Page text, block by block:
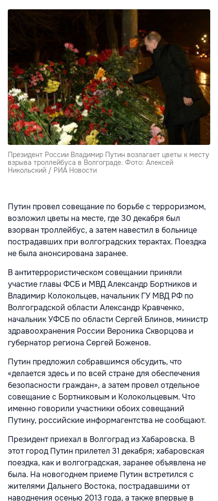
Президент России Владимир Путин возлагает цветы к месту
взрыва троллейбуса в Волгограде. Фото: Алексей
Никольский / РИА Новости
Путин провел совещание по борьбе с терроризмом,
возложил цветы на месте, где 30 декабря был
взорван троллейбус, а затем навестил в больнице
пострадавших при волгоградских терактах. Поездка
не была анонсирована заранее.
В антитеррористическом совещании приняли
участие главы ФСБ и МВД Александр Бортников и
Владимир Колокольцев, начальник ГУ МВД РФ по
Волгоградской области Александр Кравченко,
начальник УФСБ по области Сергей Блинов, министр
здравоохранения России Вероника Скворцова и
губернатор региона Сергей Боженов.
Путин предложил собравшимся обсудить, что
«делается здесь и по всей стране для обеспечения
безопасности граждан», а затем провел отдельное
совещание с Бортниковым и Колокольцевым. Что
именно говорили участники обоих совещаний
Путину, российские информагентства не сообщают.
Президент приехал в Волгоград из Хабаровска. В
этот город Путин прилетел 31 декабря; хабаровская
поездка, как и волгоградская, заранее объявлена не
была. На новогоднем приеме Путин встретился с
жителями Дальнего Востока, пострадавшими от
наводнения осенью 2013 года, а также впервые в